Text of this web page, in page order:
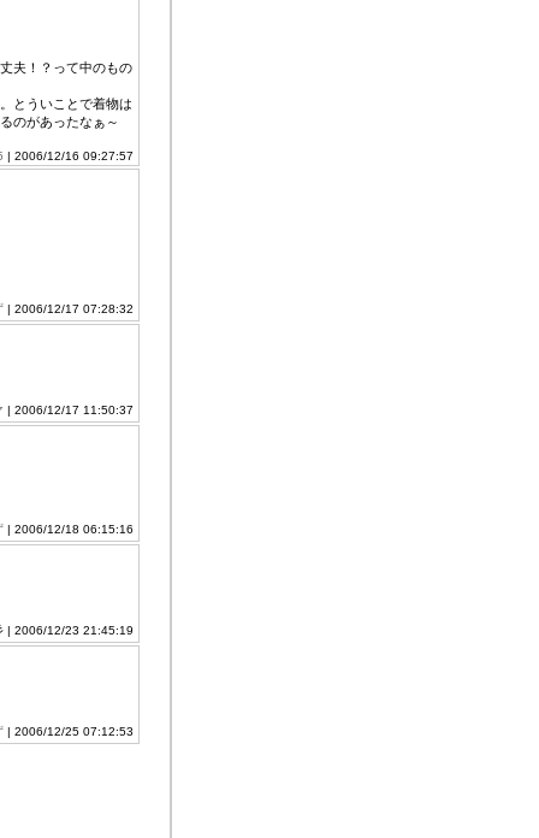
夫！？って中のもの
とういことで着物は
のがあったなぁ～
| 2006/12/16 09:27:57
| 2006/12/17 07:28:32
| 2006/12/17 11:50:37
| 2006/12/18 06:15:16
| 2006/12/23 21:45:19
| 2006/12/25 07:12:53